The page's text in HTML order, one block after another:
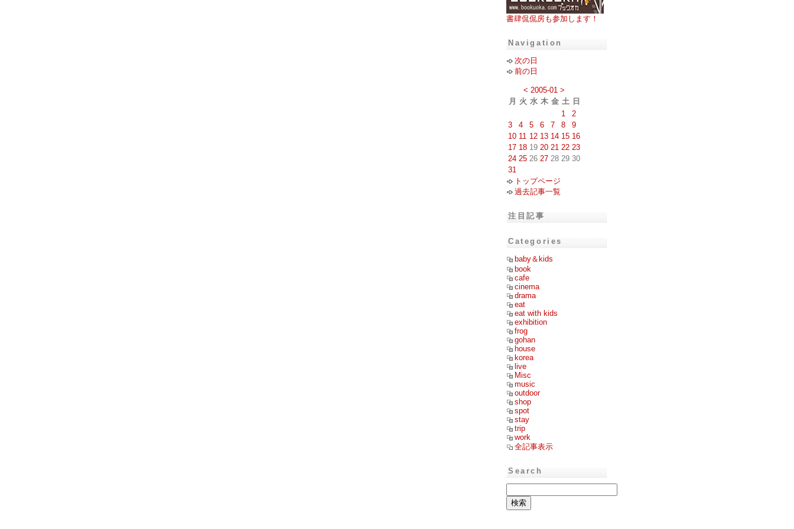
書肆侃侃房も参加します！
Navigation
次の日
前の日
< 2005-01 >
月
火 水 木 金 土 日
1
2
3
4 5 6 7 8
9
10 11 12 13 14 15 16
17 18 19 20 21 22 23
24 25 26 27 28 29 30
31
トップページ
過去記事一覧
注目記事
Categories
baby＆kids
book
cafe
cinema
drama
eat
eat with kids
exhibition
frog
gohan
house
korea
live
Misc
music
outdoor
shop
spot
stay
trip
work
全記事表示
Search